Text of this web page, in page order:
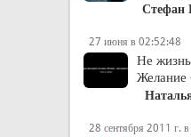
Стефан
27 июня в 02:52:48
Не
Желание
28 сентября 2011 г.